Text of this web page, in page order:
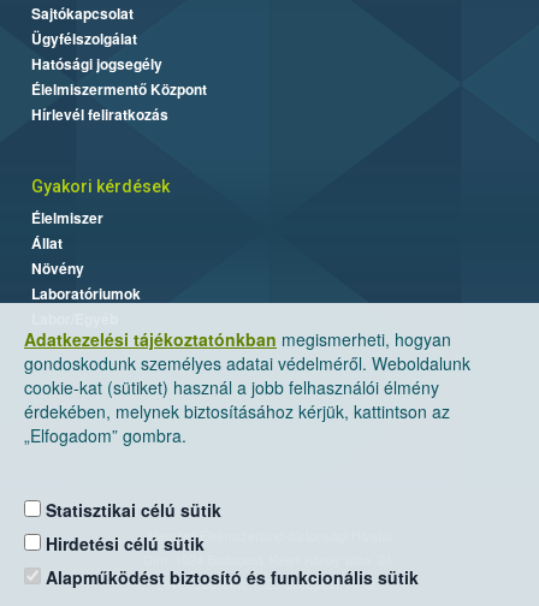
Adatkezelési tájékoztatónkban megismerheti, hogyan
gondoskodunk személyes adatai védelméről. Weboldalunk
cookie-kat (sütiket) használ a jobb felhasználói élmény
érdekében, melynek biztosításához kérjük, kattintson az
„Elfogadom” gombra.
Statisztikai célú sütik
Hirdetési célú sütik
Alapműködést biztosító és funkcionális sütik
Sajtókapcsolat
Ügyfélszolgálat
Hatósági jogsegély
Élelmiszermentő Központ
Hírlevél feliratkozás
Gyakori kérdések
Élelmiszer
Állat
Növény
Laboratóriumok
Nemzeti Élelmiszerlánc-biztonsági Hivatal
Levelezési cím: 1525 Budapest. Pf. 30.